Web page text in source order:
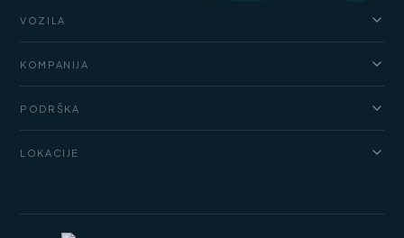
VOZILA
Kombi
Luksuzni automobili
KOMPANIJA
Blog
PODRŠKA
LOKACIJE